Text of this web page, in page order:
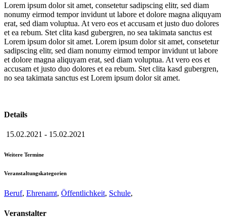
Lorem ipsum dolor sit amet, consetetur sadipscing elitr, sed diam
nonumy eirmod tempor invidunt ut labore et dolore magna aliquyam
erat, sed diam voluptua. At vero eos et accusam et justo duo dolores
et ea rebum. Stet clita kasd gubergren, no sea takimata sanctus est
Lorem ipsum dolor sit amet. Lorem ipsum dolor sit amet, consetetur
sadipscing elitr, sed diam nonumy eirmod tempor invidunt ut labore
et dolore magna aliquyam erat, sed diam voluptua. At vero eos et
accusam et justo duo dolores et ea rebum. Stet clita kasd gubergren,
no sea takimata sanctus est Lorem ipsum dolor sit amet.
Details
15.02.2021 - 15.02.2021
Weitere Termine
Veranstaltungskategorien
Beruf, Ehrenamt, Öffentlichkeit, Schule,
Veranstalter